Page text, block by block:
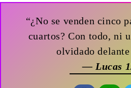
“¿No se venden cinco
cuartos? Con todo, ni
olvidado
— Lucas